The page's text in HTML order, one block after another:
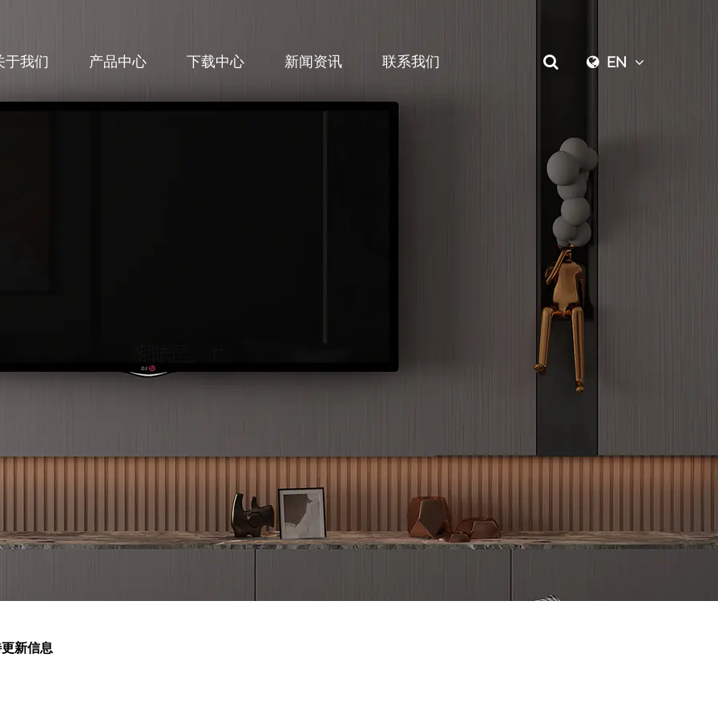
EN
于我们 产品中心 下载中心 新闻资讯 联系我们
新信息